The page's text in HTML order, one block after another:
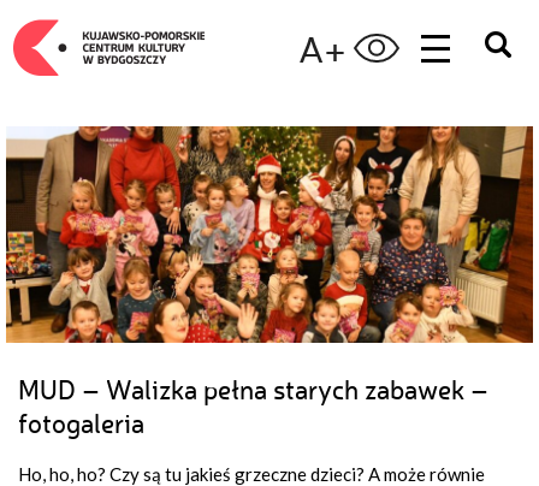
A+
MUD – Walizka pełna starych zabawek –
fotogaleria
Ho, ho, ho? Czy są tu jakieś grzeczne dzieci? A może równie